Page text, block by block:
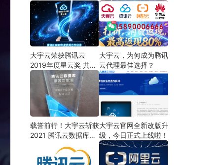
以“懂产品、会定制、
能兜底”三大能力领跑
大宇云荣获腾讯云
2019年度星云奖 共筑
云生态新篇章
大宇云，为何成为腾讯
云代理最佳选择？
载誉前行！大宇云斩获
2021 腾讯云数据库服
大宇云官网全新改版升
级，今日正式上线啦！